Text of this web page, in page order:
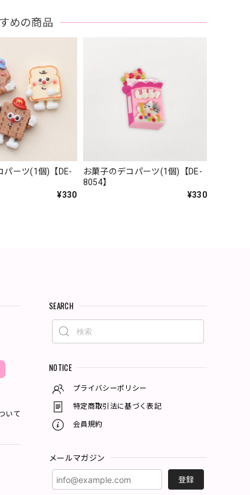
めの商品
パーツ(1個)【DE-
¥330
お菓子のデコパーツ(1個)【DE-
8054】
¥330
いて
SEARCH
NOTICE
プライバシーポリシー
特定商取引法に基づく表記
会員規約
メールマガジン
登録